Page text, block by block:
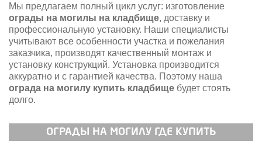
Мы предлагаем полный цикл услуг: изготовление
ограды на могилы на кладбище, доставку и
профессиональную установку. Наши специалисты
учитывают все особенности участка и пожелания
заказчика, производят качественный монтаж и
установку конструкций. Установка производится
аккуратно и с гарантией качества. Поэтому наша
ограда на могилу купить кладбище будет стоять
долго.
ОГРАДЫ НА МОГИЛУ ГДЕ КУПИТЬ